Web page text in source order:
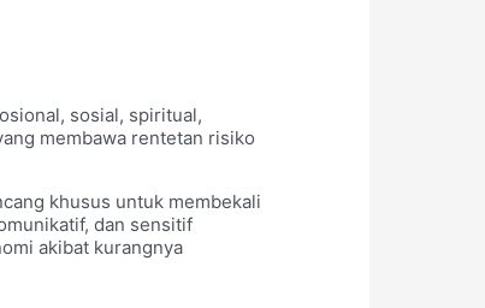
sosial, spiritual,
membawa rentetan risiko
khusus untuk membekali
dan sensitif
akibat kurangnya